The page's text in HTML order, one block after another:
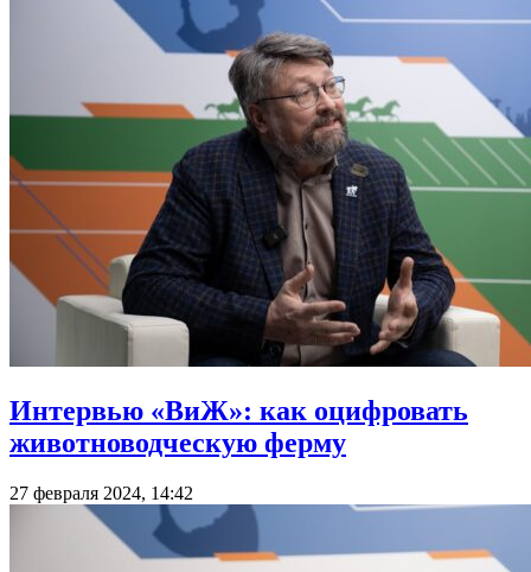
Интервью «ВиЖ»: как оцифровать
животноводческую ферму
27 февраля 2024, 14:42